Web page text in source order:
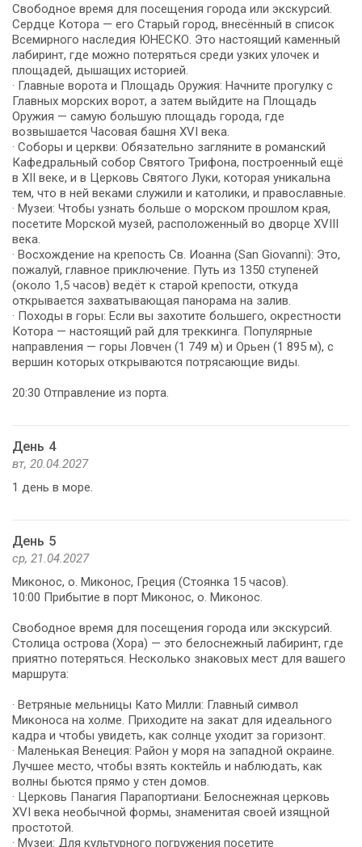
Свободное время для посещения города или экскурсий.
Сердце Котора — его Старый город, внесённый в список
Всемирного наследия ЮНЕСКО. Это настоящий каменный
лабиринт, где можно потеряться среди узких улочек и
площадей, дышащих историей.
· Главные ворота и Площадь Оружия: Начните прогулку с
Главных морских ворот, а затем выйдите на Площадь
Оружия — самую большую площадь города, где
возвышается Часовая башня XVI века.
· Соборы и церкви: Обязательно загляните в романский
Кафедральный собор Святого Трифона, построенный ещё
в XII веке, и в Церковь Святого Луки, которая уникальна
тем, что в ней веками служили и католики, и православные.
· Музеи: Чтобы узнать больше о морском прошлом края,
посетите Морской музей, расположенный во дворце XVIII
века.
· Восхождение на крепость Св. Иоанна (San Giovanni): Это,
пожалуй, главное приключение. Путь из 1350 ступеней
(около 1,5 часов) ведёт к старой крепости, откуда
открывается захватывающая панорама на залив.
· Походы в горы: Если вы захотите большего, окрестности
Котора — настоящий рай для треккинга. Популярные
направления — горы Ловчен (1 749 м) и Орьен (1 895 м), с
вершин которых открываются потрясающие виды.
20:30 Отправление из порта.
День 4
вт, 20.04.2027
1 день в море.
День 5
ср, 21.04.2027
Миконос, о. Миконос, Греция (Стоянка 15 часов).
10:00 Прибытие в порт Миконос, о. Миконос.
Свободное время для посещения города или экскурсий.
Столица острова (Хора) — это белоснежный лабиринт, где
приятно потеряться. Несколько знаковых мест для вашего
маршрута:
· Ветряные мельницы Като Милли: Главный символ
Миконоса на холме. Приходите на закат для идеального
кадра и чтобы увидеть, как солнце уходит за горизонт.
· Маленькая Венеция: Район у моря на западной окраине.
Лучшее место, чтобы взять коктейль и наблюдать, как
волны бьются прямо у стен домов.
· Церковь Панагия Парапортиани: Белоснежная церковь
XVI века необычной формы, знаменитая своей изящной
простотой.
· Музеи: Для культурного погружения посетите